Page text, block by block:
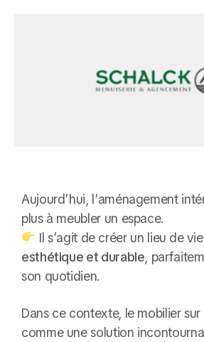
Aujourd’hui, l’aménagement
plus à meubler un espace.
Il s’agit de créer un lieu de vie
esthétique et durable,
son quotidien.
Dans ce contexte, le mobilier sur
comme une solution